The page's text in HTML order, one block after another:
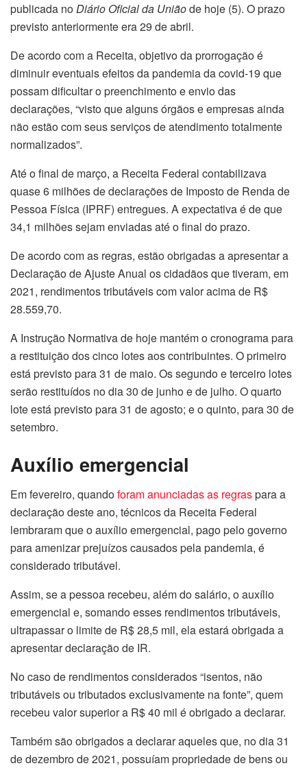
publicada noDiário Oficial da Uniãode hoje (5). O prazo
previsto anteriormente era 29 de abril.
De acordo com a Receita, objetivo da prorrogação é
diminuir eventuais efeitos da pandemia da covid-19 que
possam dificultar o preenchimento e envio das
declarações, “visto que alguns órgãos e empresas ainda
não estão com seus serviços de atendimento totalmente
normalizados”.
Até o final de março, a Receita Federal contabilizava
quase 6 milhões de declarações de Imposto de Renda de
Pessoa Física (IPRF) entregues. A expectativa é de que
34,1 milhões sejam enviadas até o final do prazo.
De acordo com as regras, estão obrigadas a apresentar a
Declaração de Ajuste Anual os cidadãos que tiveram, em
2021, rendimentos tributáveis com valor acima de R$
28.559,70.
A Instrução Normativa de hoje mantém o cronograma para
a restituição dos cinco lotes aos contribuintes. O primeiro
está previsto para 31 de maio. Os segundo e terceiro lotes
serão restituídos no dia 30 de junho e de julho. O quarto
lote está previsto para 31 de agosto; e o quinto, para 30 de
setembro.
Auxílio emergencial
Em fevereiro, quandoforam anunciadas as regraspara a
declaração deste ano, técnicos da Receita Federal
lembraram que o auxílio emergencial, pago pelo governo
para amenizar prejuízos causados pela pandemia, é
considerado tributável.
Assim, se a pessoa recebeu, além do salário, o auxílio
emergencial e, somando esses rendimentos tributáveis,
ultrapassar o limite de R$ 28,5 mil, ela estará obrigada a
apresentar declaração de IR.
No caso de rendimentos considerados “isentos, não
tributáveis ou tributados exclusivamente na fonte”, quem
recebeu valor superior a R$ 40 mil é obrigado a declarar.
Também são obrigados a declarar aqueles que, no dia 31
de dezembro de 2021, possuíam propriedade de bens ou